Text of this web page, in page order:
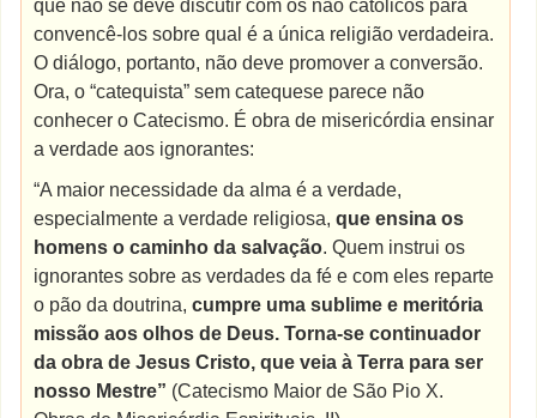
que não se deve discutir com os não católicos para
convencê-los sobre qual é a única religião verdadeira.
O diálogo, portanto, não deve promover a conversão.
Ora, o “catequista” sem catequese parece não
conhecer o Catecismo. É obra de misericórdia ensinar
a verdade aos ignorantes:
“A maior necessidade da alma é a verdade,
especialmente a verdade religiosa,que ensina os
homens o caminho da salvação. Quem instrui os
ignorantes sobre as verdades da fé e com eles reparte
o pão da doutrina,cumpre uma sublime e meritória
missão aos olhos de Deus. Torna-se continuador
da obra de Jesus Cristo, que veia à Terra para ser
nosso Mestre” (Catecismo Maior de São Pio X.